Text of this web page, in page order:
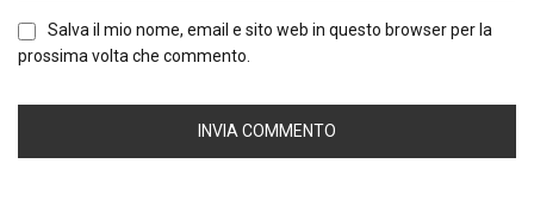
Salva il mio nome, email e sito web in questo browser per la
prossima volta che commento.